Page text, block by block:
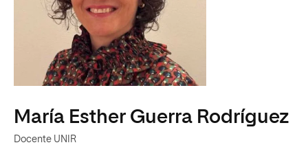
María Esther Guerra Rodríguez
Docente UNIR